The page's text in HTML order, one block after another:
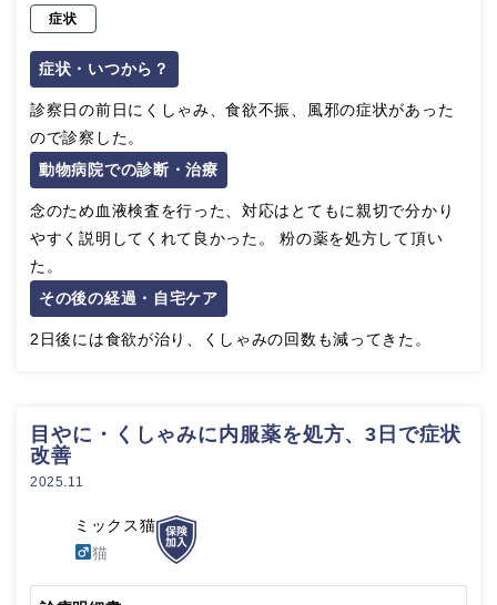
症状
症状・いつから？
診察日の前日にくしゃみ、食欲不振、風邪の症状があった
ので診察した。
動物病院での診断・治療
念のため血液検査を行った、対応はとてもに親切で分かり
やすく説明してくれて良かった。 粉の薬を処方して頂い
た。
その後の経過・自宅ケア
2日後には食欲が治り、くしゃみの回数も減ってきた。
目やに・くしゃみに内服薬を処方、3日で症状
改善
2025.11
ミックス猫
猫